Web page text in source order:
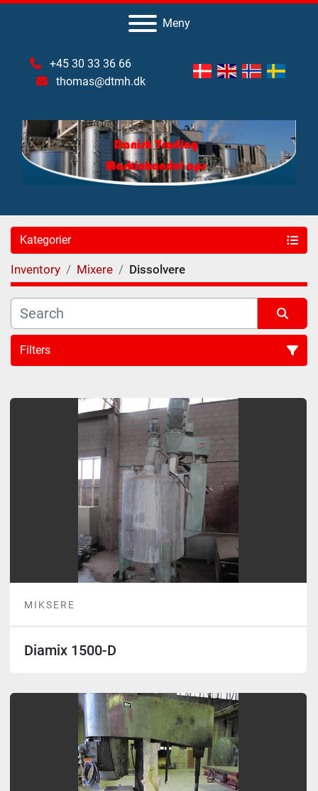
Meny
+45 30 33 36 66
thomas@dtmh.dk
Kategorier
Inventory Mixere Dissolvere
Filters
MIKSERE
Diamix 1500-D